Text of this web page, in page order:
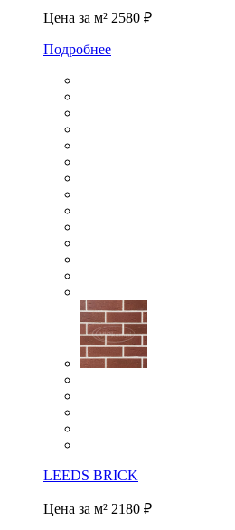
Цена за м² 2580 ₽
Подробнее
LEEDS BRICK
Цена за м² 2180 ₽